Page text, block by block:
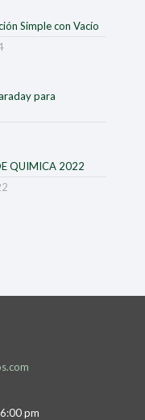
Simple con Vacío
para
QUIMICA 2022
pm